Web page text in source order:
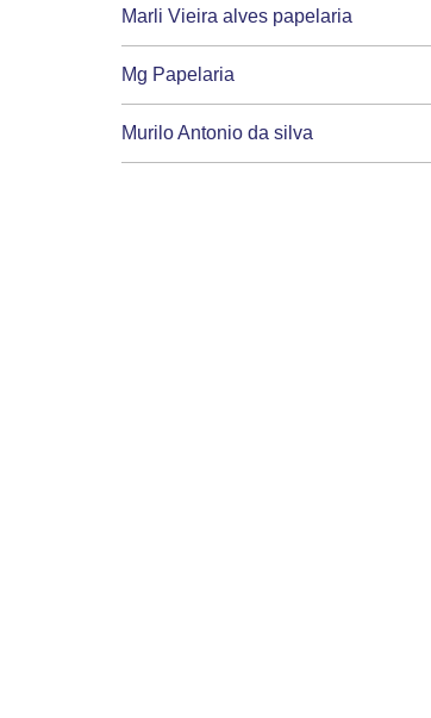
Marli Vieira alves papelaria
Mg Papelaria
Murilo Antonio da silva